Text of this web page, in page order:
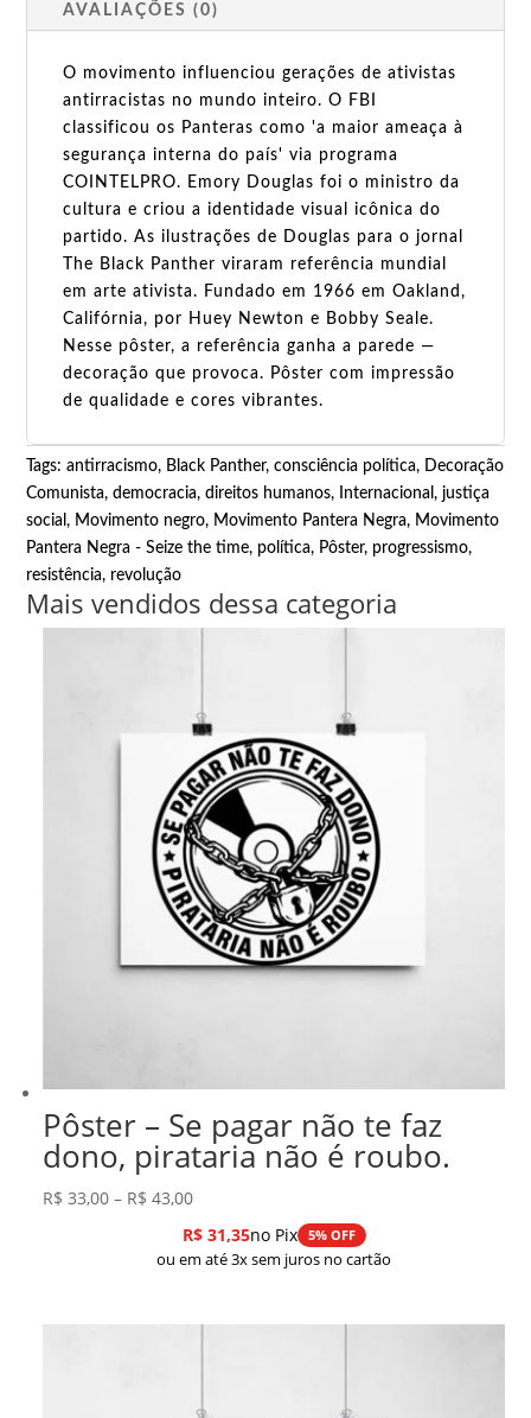
AVALIAÇÕES (0)
O movimento influenciou gerações de ativistas
antirracistas no mundo inteiro. O FBI
classificou os Panteras como 'a maior ameaça à
segurança interna do país' via programa
COINTELPRO. Emory Douglas foi o ministro da
cultura e criou a identidade visual icônica do
partido. As ilustrações de Douglas para o jornal
The Black Panther viraram referência mundial
em arte ativista. Fundado em 1966 em Oakland,
Califórnia, por Huey Newton e Bobby Seale.
Nesse pôster, a referência ganha a parede —
decoração que provoca. Pôster com impressão
de qualidade e cores vibrantes.
Tags:antirracismo, Black Panther,consciência política, Decoração
Comunista,democracia,direitos humanos, Internacional,justiça
social, Movimento negro, Movimento Pantera Negra, Movimento
Pantera Negra - Seize the time, política, Pôster, progressismo,
resistência, revolução
Mais vendidos dessa categoria
Pôster – Se pagar não te faz
dono, pirataria não é roubo.
R$ 33,00 – R$ 43,00Faixa
de
preço:
através
R$31,35no Pix 5% OFF
ou em até 3x sem juros no cartão